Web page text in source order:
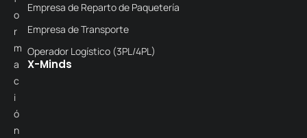
o
r
m
a
c
i
ó
n
Empresa de Reparto de Paquetería
Empresa de Transporte
Operador Logístico (3PL/4PL)
X-Minds